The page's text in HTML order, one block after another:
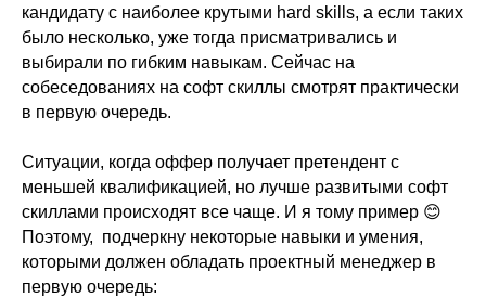
кандидату с наиболее крутыми hard skills, а если таких
было несколько, уже тогда присматривались и
выбирали по гибким навыкам. Сейчас на
собеседованиях на софт скиллы смотрят практически
в первую очередь.
Ситуации, когда оффер получает претендент с
меньшей квалификацией, но лучше развитыми софт
скиллами происходят все чаще. И я тому пример 😊
Поэтому, подчеркну некоторые навыки и умения,
которыми должен обладать проектный менеджер в
первую очередь: